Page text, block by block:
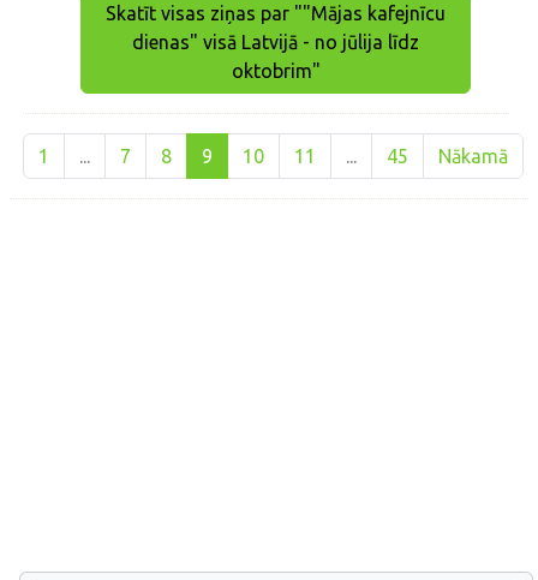
Skatīt visas ziņas par ""Mājas kafejnīcu
dienas" visā Latvijā - no jūlija līdz
oktobrim"
1 7 8 9 10 11 45 Nākamā